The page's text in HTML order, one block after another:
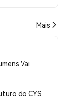
Mais
Vai
do CYS